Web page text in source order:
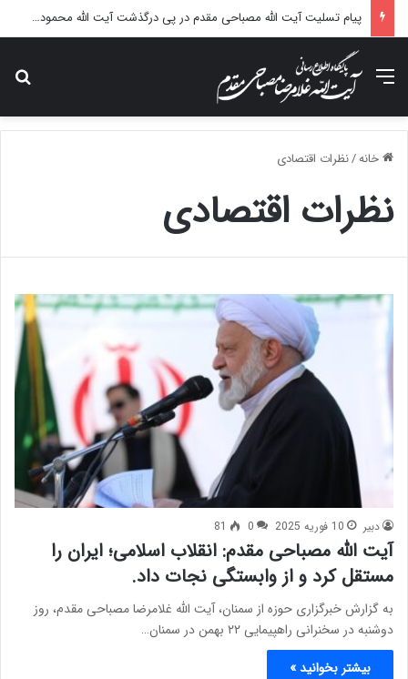
پیام تسلیت آیت الله مصباحی مقدم در پی درگذشت همسر مکرمه حضرت آیت‌الله العظمی سیستانی.
منو
خانه/نظرات اقتصادی
نظرات اقتصادی
دبیر 10 فوریه 2025 0
81
آیت الله مصباحی مقدم: انقلاب اسلامی؛ ایران را
مستقل کرد و از وابستگی نجات داد.
به گزارش خبرگزاری حوزه از سمنان، آیت الله غلامرضا مصباحی‌ مقدم، روز
دوشنبه در سخنرانی راهپیمایی ۲۲ بهمن در سمنان…
بیشتر بخوانید »